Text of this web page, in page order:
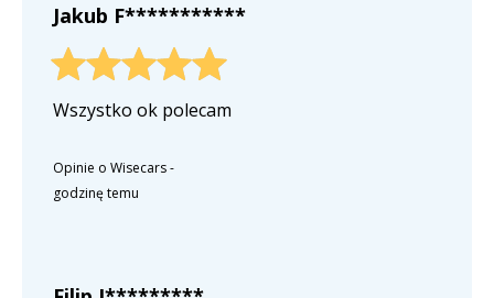
Jakub F***********
Wszystko ok polecam
Opinie o Wisecars-
godzinę temu